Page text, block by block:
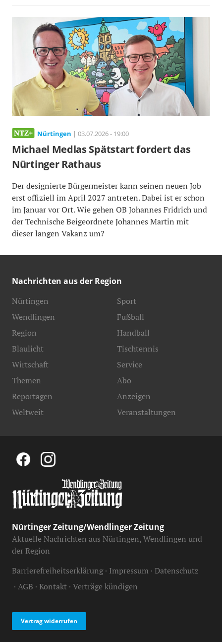
Nürtingen | 03.07.2026 - 19:00
Michael Medlas Spätstart fordert das
Nürtinger Rathaus
Der designierte Bürgermeister kann seinen neuen Job
erst offiziell im April 2027 antreten. Dabei ist er schon
im Januar vor Ort. Wie gehen OB Johannes Fridrich und
der Technische Beigeordnete Johannes Martin mit
dieser langen Vakanz um?
Nachrichten aus der Region
Nürtingen
Wendlingen
Region
Blaulicht
Sport
Fußball
Handball
Tischtennis
Wirtschaft
Themen
Reportagen
Weltweit
Service
Abo
Anzeigen
Veranstaltungen
Nürtinger Zeitung/Wendlinger Zeitung
Aktuelle Nachrichten aus Nürtingen, Wendlingen und
der Region
Barrierefreiheitserklärung Impressum Datenschutz
AGB Kontakt Verträge kündigen
Vertrag widerrufen